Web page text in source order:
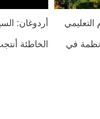
التعليمي
في
أردوغان:
الخاطئة